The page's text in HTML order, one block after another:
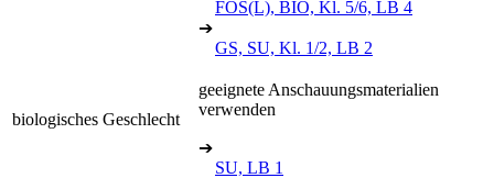
FÖS(L), BIO, Kl. 5/6, LB 4
➔
GS, SU, Kl. 1/2, LB 2
biologisches Geschlecht
geeignete Anschauungsmaterialien
verwenden
➔
SU, LB 1